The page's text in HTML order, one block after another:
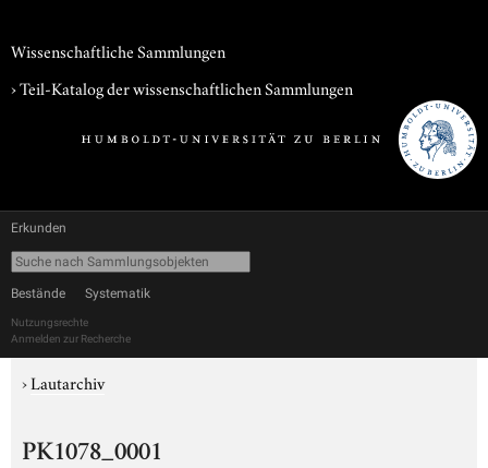
Wissenschaftliche Sammlungen
› Teil-Katalog der wissenschaftlichen Sammlungen
Erkunden
Bestände Systematik
Nutzungsrechte
Anmelden zur Recherche
›Lautarchiv
PK1078_0001